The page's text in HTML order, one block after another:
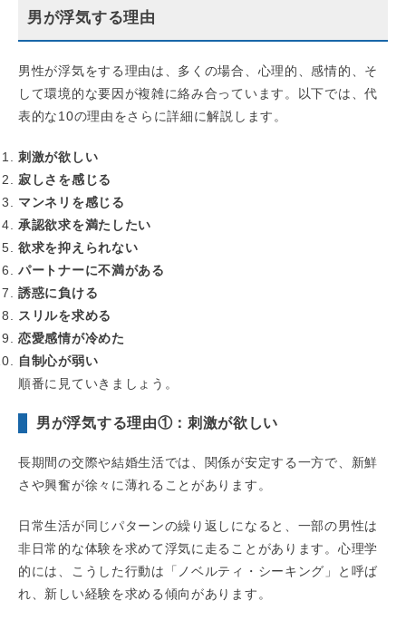
男が浮気する理由
男性が浮気をする理由は、多くの場合、心理的、感情的、そ
して環境的な要因が複雑に絡み合っています。以下では、代
表的な10の理由をさらに詳細に解説します。
刺激が欲しい
寂しさを感じる
マンネリを感じる
承認欲求を満たしたい
欲求を抑えられない
パートナーに不満がある
誘惑に負ける
スリルを求める
恋愛感情が冷めた
自制心が弱い
順番に見ていきましょう。
男が浮気する理由①：刺激が欲しい
長期間の交際や結婚生活では、関係が安定する一方で、新鮮
さや興奮が徐々に薄れることがあります。
日常生活が同じパターンの繰り返しになると、一部の男性は
非日常的な体験を求めて浮気に走ることがあります。心理学
的には、こうした行動は「ノベルティ・シーキング」と呼ば
れ、新しい経験を求める傾向があります。